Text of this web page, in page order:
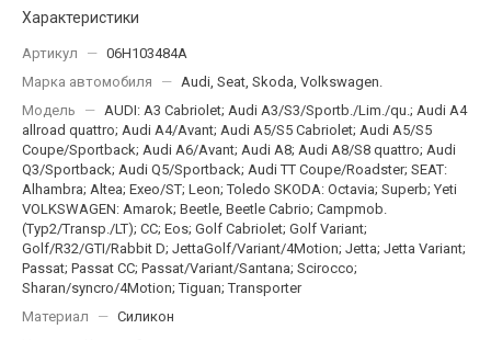
Характеристики
Артикул — 06Н103484А
Марка автомобиля
— Audi, Seat, Skoda, Volkswagen.
Модель
— AUDI: A3 Cabriolet; Audi A3/S3/Sportb./Lim./qu.; Audi A4
allroad quattro; Audi A4/Avant; Audi A5/S5 Cabriolet; Audi A5/S5
Coupe/Sportback; Audi A6/Avant; Audi A8; Audi A8/S8 quattro; Audi
Q3/Sportback; Audi Q5/Sportback; Audi TT Coupe/Roadster; SEAT:
Alhambra; Altea; Exeo/ST; Leon; Toledo SKODA: Octavia; Superb; Yeti
VOLKSWAGEN: Amarok; Beetle, Beetle Cabrio; Campmob.
(Typ2/Transp./LT); CC; Eos; Golf Cabriolet; Golf Variant;
Golf/R32/GTI/Rabbit D; JettaGolf/Variant/4Motion; Jetta; Jetta Variant;
Passat; Passat CC; Passat/Variant/Santana; Scirocco;
Sharan/syncro/4Motion; Tiguan; Transporter
Материал
— Силикон